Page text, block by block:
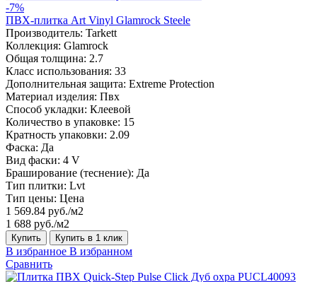
-7%
ПВХ-плитка Art Vinyl Glamrock Steele
Производитель: Tarkett
Коллекция: Glamrock
Общая толщина: 2.7
Класс использования: 33
Дополнительная защита: Extreme Protection
Материал изделия: Пвх
Способ укладки: Клеевой
Количество в упаковке: 15
Кратность упаковки: 2.09
Фаска: Да
Вид фаски: 4 V
Браширование (теснение): Да
Тип плитки: Lvt
Тип цены: Цена
1 569.84 руб./м2
1 688 руб./м2
Купить Купить в 1 клик
В избранное В избранном
Сравнить